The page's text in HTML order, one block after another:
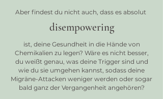
Aber findest du nicht auch, dass es absolut
disempowering
ist, deine Gesundheit in die Hände von
Chemikalien zu legen? Wäre es nicht besser,
du weißt genau, was deine Trigger sind und
wie du sie umgehen kannst, sodass deine
Migräne-Attacken weniger werden oder sogar
bald ganz der Vergangenheit angehören?